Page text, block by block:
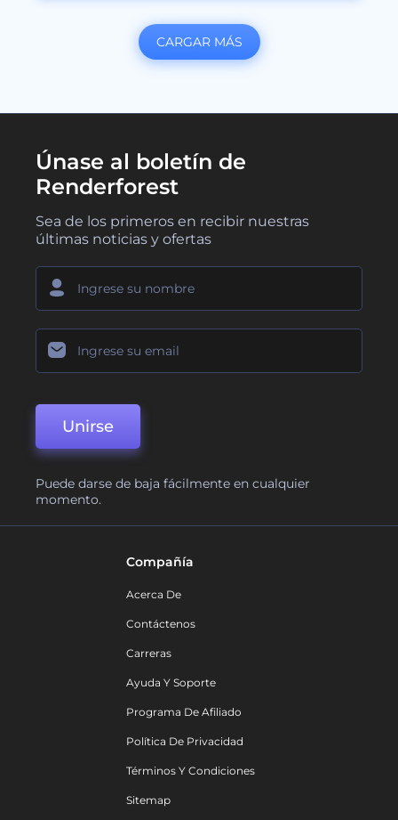
CARGAR MÁS
Únase al boletín de
Renderforest
Sea de los primeros en recibir nuestras
últimas noticias y ofertas
Unirse
Puede darse de baja fácilmente en cualquier
momento.
Compañía
Acerca De
Contáctenos
Carreras
Ayuda Y Soporte
Programa De Afiliado
Política De Privacidad
Términos Y Condiciones
Sitemap